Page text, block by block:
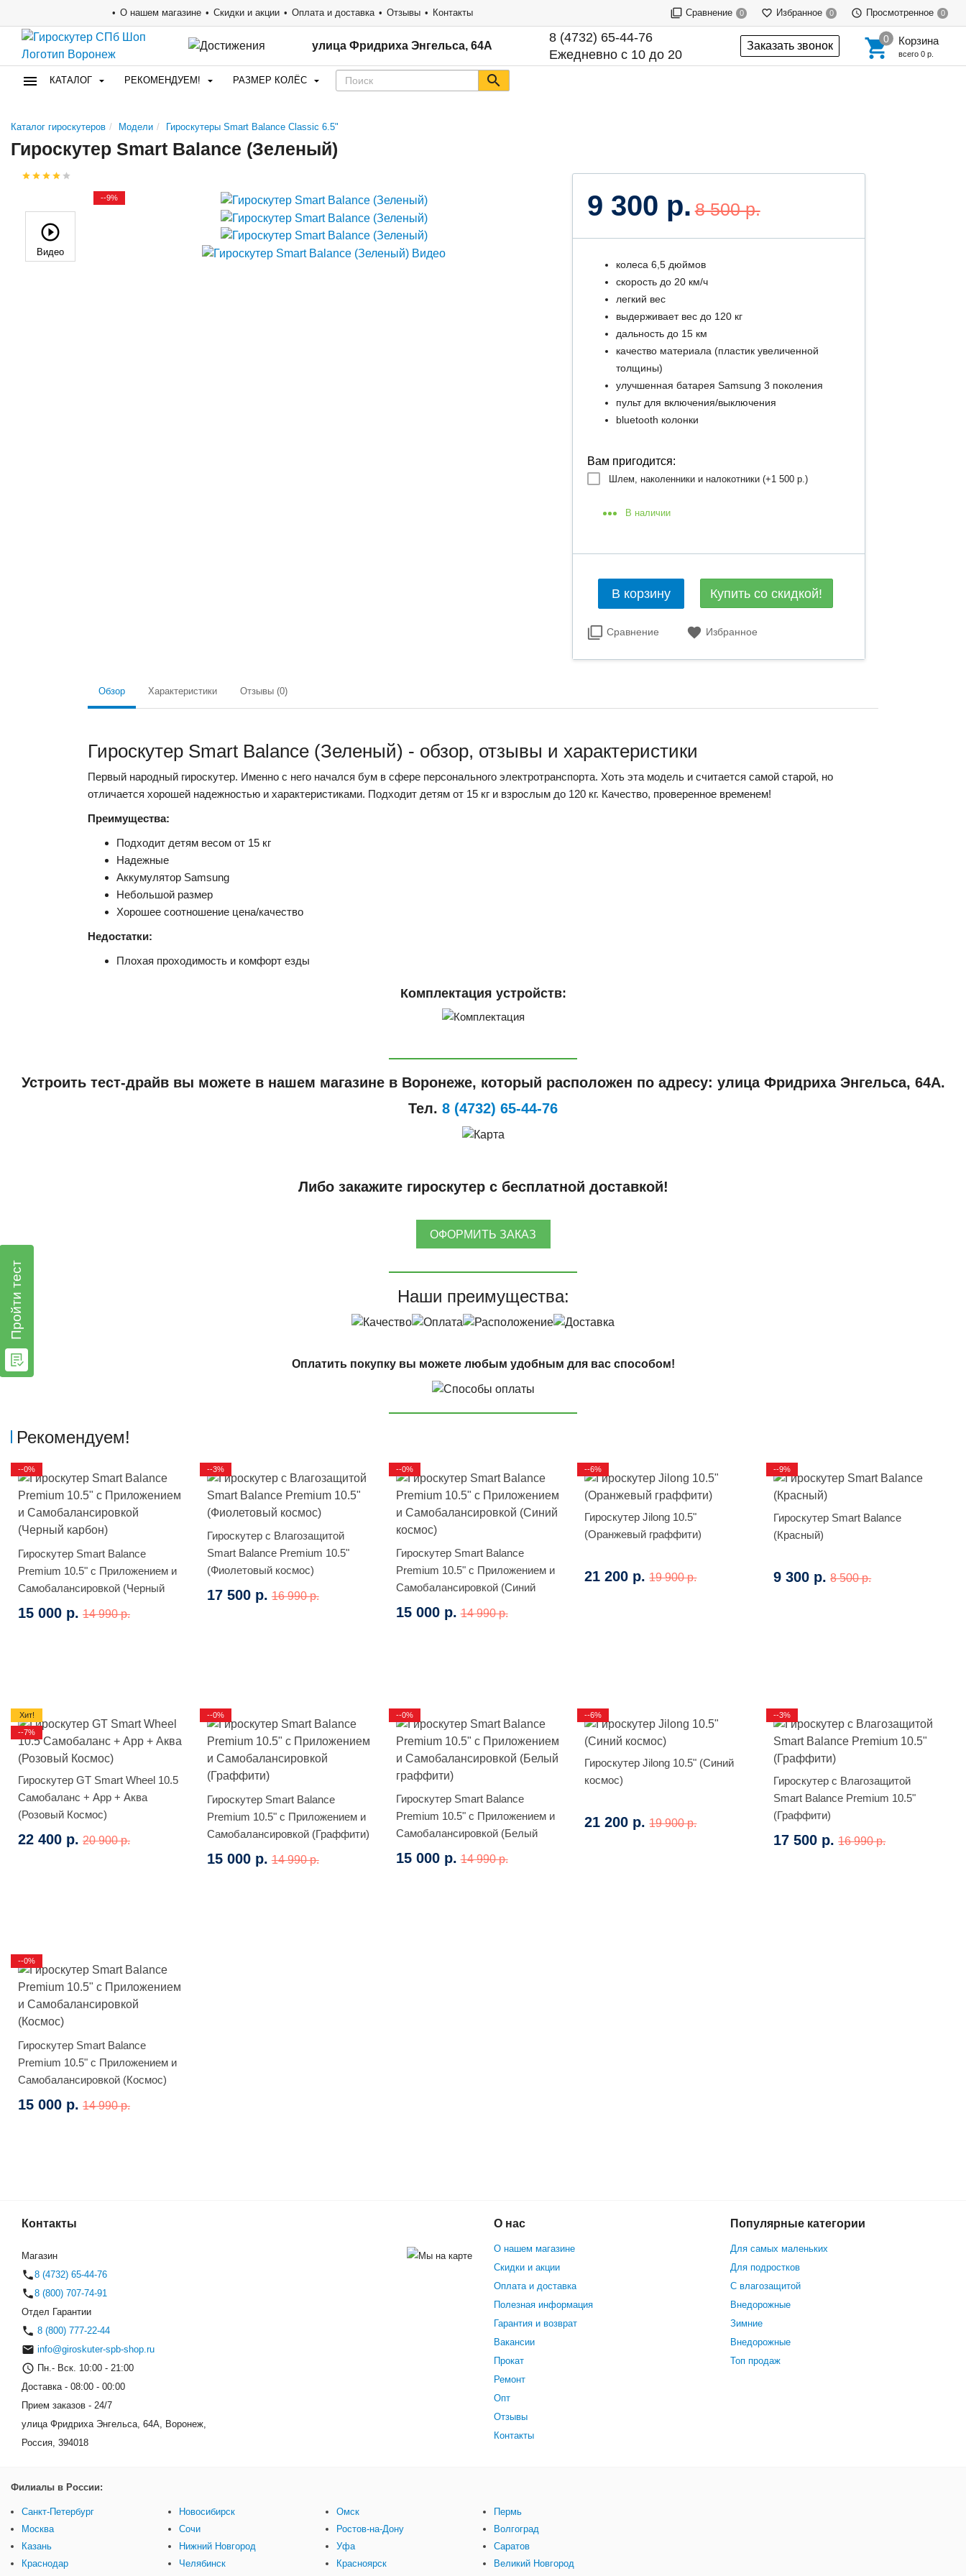
О нашем магазине Скидки и акции Оплата и доставка Отзывы Контакты Сравнение 0 Избранное 0 Просмотренное 0
улица Фридриха Энгельса, 64А
8 (4732) 65-44-76
Ежедневно с 10 до 20
Заказать звонок Корзина
всего 0 р.
КАТАЛОГ РЕКОМЕНДУЕМ! РАЗМЕР КОЛЁС
Каталог гироскутеров Модели Гироскутеры Smart Balance Classic 6.5"
Гироскутер Smart Balance (Зеленый)
Видео
--9% 9 300 р. 8 500 р.
колеса 6,5 дюймов
скорость до 20 км/ч
легкий вес
выдерживает вес до 120 кг
дальность до 15 км
качество материала (пластик увеличенной
толщины)
улучшенная батарея Samsung 3 поколения
пульт для включения/выключения
bluetooth колонки
Вам пригодится:
Шлем, наколенники и налокотники (+1 500 р.)
В наличии
В корзину Купить со скидкой!
Сравнение Избранное
Обзор Характеристики Отзывы (0)
Гироскутер Smart Balance (Зеленый) - обзор, отзывы и характеристики
Первый народный гироскутер. Именно с него начался бум в сфере персонального электротранспорта. Хоть эта модель и считается самой старой, но
отличается хорошей надежностью и характеристиками. Подходит детям от 15 кг и взрослым до 120 кг. Качество, проверенное временем!
Преимущества:
Подходит детям весом от 15 кг
Надежные
Аккумулятор Samsung
Небольшой размер
Хорошее соотношение цена/качество
Недостатки:
Плохая проходимость и комфорт езды
Комплектация устройств:
Устроить тест-драйв вы можете в нашем магазине в Воронеже, который расположен по адресу: улица Фридриха Энгельса, 64А.
Тел. 8 (4732) 65-44-76
Либо закажите гироскутер с бесплатной доставкой!
ОФОРМИТЬ ЗАКАЗ
Наши преимущества:
Оплатить покупку вы можете любым удобным для вас способом!
Рекомендуем!
Гироскутер Smart Balance
Premium 10.5" с Приложением и
Самобалансировкой (Черный
карбон)
15 000 р. 14 990 р.
--0%
Гироскутер с Влагозащитой
Smart Balance Premium 10.5"
(Фиолетовый космос)
17 500 р. 16 990 р.
--3%
Гироскутер Smart Balance
Premium 10.5" с Приложением и
Самобалансировкой (Синий
космос)
15 000 р. 14 990 р.
--0%
Гироскутер Jilong 10.5"
(Оранжевый граффити)
21 200 р. 19 900 р.
--6%
Гироскутер Smart Balance
(Красный)
9 300 р. 8 500 р.
--9%
Гироскутер GT Smart Wheel 10.5
Самобаланс + App + Аква
(Розовый Космос)
22 400 р. 20 900 р.
Хит!
--7%
Гироскутер Smart Balance
Premium 10.5" с Приложением и
Самобалансировкой (Граффити)
15 000 р. 14 990 р.
--0%
Гироскутер Smart Balance
Premium 10.5" с Приложением и
Самобалансировкой (Белый
граффити)
15 000 р. 14 990 р.
--0%
Гироскутер Jilong 10.5" (Синий
космос)
21 200 р. 19 900 р.
--6%
Гироскутер с Влагозащитой
Smart Balance Premium 10.5"
(Граффити)
17 500 р. 16 990 р.
--3%
Гироскутер Smart Balance
Premium 10.5" с Приложением и
Самобалансировкой (Космос)
15 000 р. 14 990 р.
--0%
Гироскутер Smart Balance (Зеленый) 8 500 р.
9 300 р.
Контакты
Магазин
8 (4732) 65-44-76
8 (800) 707-74-91
Отдел Гарантии
8 (800) 777-22-44
info@giroskuter-spb-shop.ru
Пн.- Вск. 10:00 - 21:00
Доставка - 08:00 - 00:00
Прием заказов - 24/7
улица Фридриха Энгельса, 64А, Воронеж,
Россия, 394018
О нас
О нашем магазине
Скидки и акции
Оплата и доставка
Полезная информация
Гарантия и возврат
Вакансии
Прокат
Ремонт
Опт
Отзывы
Контакты
Популярные категории
Для самых маленьких
Для подростков
С влагозащитой
Внедорожные
Зимние
Внедорожные
Топ продаж
Филиалы в России:
Санкт-Петербург
Москва
Казань
Краснодар
Новосибирск
Сочи
Нижний Новгород
Челябинск
Омск
Ростов-на-Дону
Уфа
Красноярск
Пермь
Волгоград
Саратов
Великий Новгород
Пройти тест